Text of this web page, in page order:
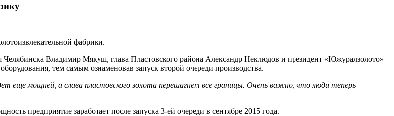
фабрики.
Челябинска Владимир Мякуш, глава Пластовского района Александр Неклюдов и президент «Южуралзолото»
тем самым ознаменовав запуск второй очереди производства.
еще мощней, а слава пластовского золота перешагнет все границы. Очень важно, что люди теперь
предприятие заработает после запуска 3-ей очереди в сентябре 2015 года.